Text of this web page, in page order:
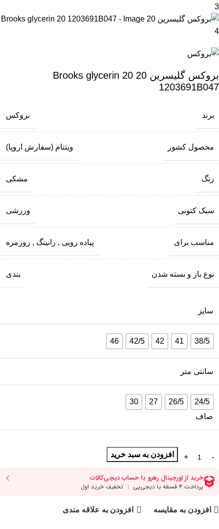
بروکس گلیسرین 20 Brooks glycerin 20
1203691B047
برند بروکس
محصول کشور ویتنام (سفارش اروپا)
رنگ مشکی
سبک کتونی ورزشی
مناسب برای پیاده رویی , رانینگ , روزمره
نوع باز و بسته شدن بندی
سایز
38/5
41
42
42/5
46
سانتی متر
24/5
26/5
27
30
صاف
افزودن به سبد خرید
افزودن به مقایسه افزودن به علاقه مندی